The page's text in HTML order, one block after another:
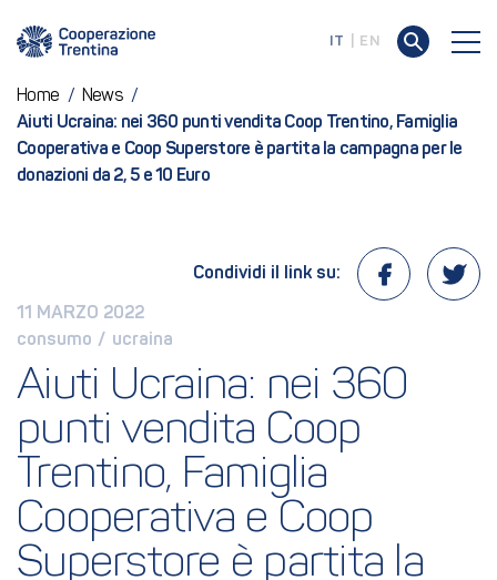
IT EN
Home / News /
Aiuti Ucraina: nei 360 punti vendita Coop Trentino, Famiglia
Cooperativa e Coop Superstore è partita la campagna per le
donazioni da 2, 5 e 10 Euro
11 MARZO 2022
consumo / ucraina
Condividi il link su:
Aiuti Ucraina: nei 360
punti vendita Coop
Trentino, Famiglia
Cooperativa e Coop
Superstore è partita la